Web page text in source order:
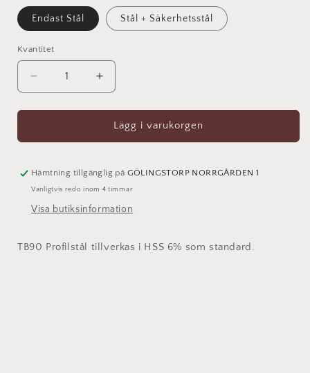
Endast Stål Stål + Säkerhetsstål
Kvantitet
Kvantitet
Minska
kvantitet
för
94369
Kontraprofil
till
94368
Öka
kvantitet
för
Profil
94369
Kontraprofil
till
Lägg i varukorgen
Hämtning tillgänglig på GÖLINGSTORP NORRGÅRDEN 1
Vanligtvis redo inom 4 timmar
Visa butiksinformation
TB90 Profilstål tillverkas i HSS 6% som standard.